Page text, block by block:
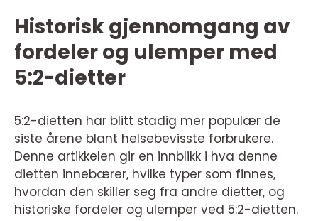
Historisk gjennomgang av
fordeler og ulemper med
5:2-dietter
5:2-dietten har blitt stadig mer populær de
siste årene blant helsebevisste forbrukere.
Denne artikkelen gir en innblikk i hva denne
dietten innebærer, hvilke typer som finnes,
hvordan den skiller seg fra andre dietter, og
historiske fordeler og ulemper ved 5:2-dietten.